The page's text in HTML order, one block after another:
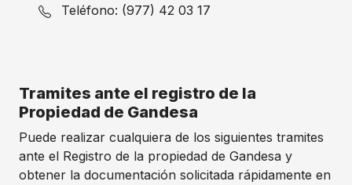
Teléfono: (977) 42 03 17
Tramites ante el registro de la
Propiedad de Gandesa
Puede realizar cualquiera de los siguientes tramites
ante el Registro de la propiedad de Gandesa y
obtener la documentación solicitada rápidamente en